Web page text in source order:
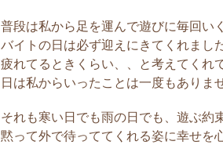
お気に
私には
めて2人
にいっ
こも夜
が、ま
普段は私から足を運んで遊びに毎回い
バイトの日は必ず迎えにきてくれまし
疲れてるときくらい、、と考えてくれ
日は私からいったことは一度もありま
それも寒い日でも雨の日でも、遊ぶ約
黙って外で待っててくれる姿に幸せを